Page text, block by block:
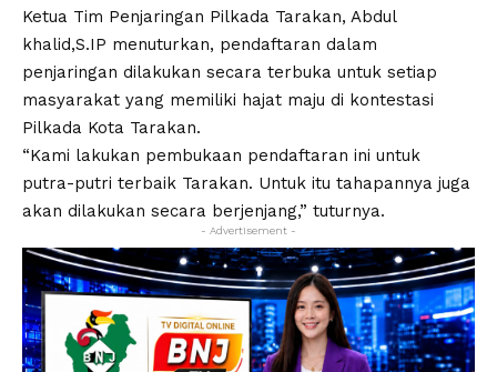
Ketua Tim Penjaringan Pilkada Tarakan, Abdul
khalid,S.IP menuturkan, pendaftaran dalam
penjaringan dilakukan secara terbuka untuk setiap
masyarakat yang memiliki hajat maju di kontestasi
Pilkada Kota Tarakan.
“Kami lakukan pembukaan pendaftaran ini untuk
putra-putri terbaik Tarakan. Untuk itu tahapannya juga
akan dilakukan secara berjenjang,” tuturnya.
- Advertisement -